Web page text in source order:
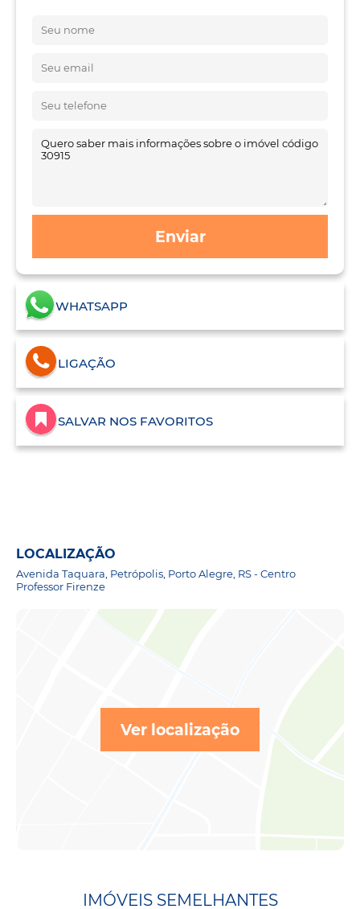
Enviar
WHATSAPP
LIGAÇÃO
SALVAR NOS FAVORITOS
LOCALIZAÇÃO
Avenida Taquara, Petrópolis, Porto Alegre, RS - Centro
Professor Firenze
Ver localização
IMÓVEIS SEMELHANTES